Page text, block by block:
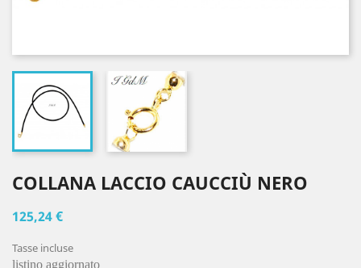
COLLANA LACCIO CAUCCIÙ NERO
125,24 €
Tasse incluse
listino aggiornato